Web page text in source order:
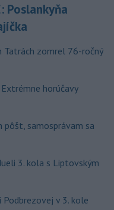
Poslankyňa
Tatrách zomrel 76-ročný
Extrémne horúčavy
pôšt, samosprávam sa
3. kola s Liptovským
v 3. kole